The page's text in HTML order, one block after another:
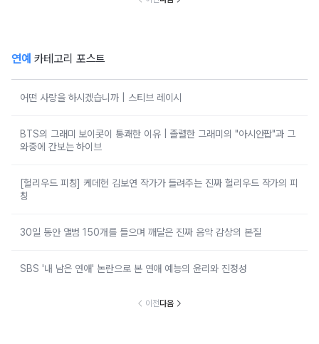
연예 카테고리 포스트
어떤 사랑을 하시겠습니까 | 스티브 레이시
BTS의 그래미 보이콧이 통쾌한 이유 | 졸렬한 그래미의 "아시안팝"과 그
와중에 간보는 하이브
[헐리우드 피칭] 케데헌 김보연 작가가 들려주는 진짜 헐리우드 작가의 피
칭
30일 동안 앨범 150개를 들으며 깨달은 진짜 음악 감상의 본질
SBS '내 남은 연애' 논란으로 본 연애 예능의 윤리와 진정성
이전다음